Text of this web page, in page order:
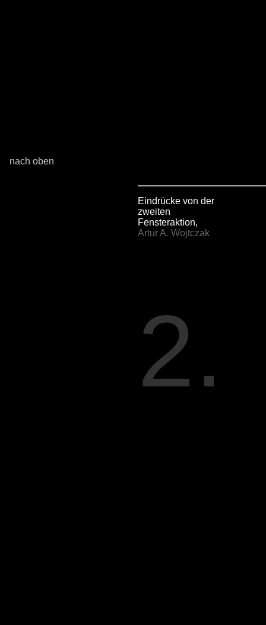
nach oben
Eindrücke von der
zweiten
Fensteraktion,
Artur A. Wojtczak
2.